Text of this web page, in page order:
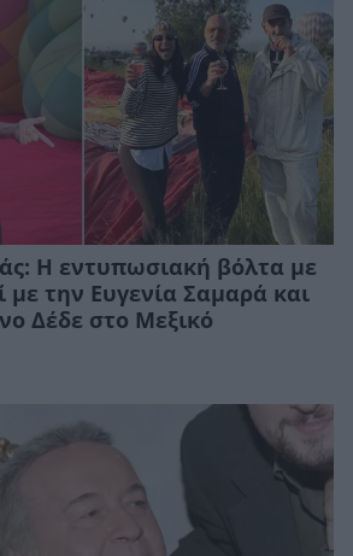
Η εντυπωσιακή βόλτα με
με την Ευγενία Σαμαρά και
Δέδε στο Μεξικό